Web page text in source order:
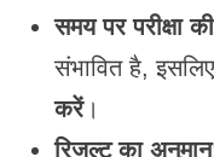
समय पर परीक्षा
संभावित है,
करें।
रिजल्ट का